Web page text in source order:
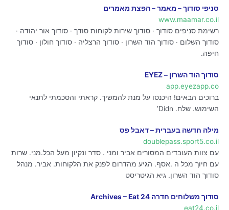
סניפי סודוך – מאמר – הפצת מאמרים
www.maamar.co.il
רשימת סניפים סודוך · סודוך שירות לקוחות סודך · סודוך אור יהודה ·
סודוך השלום · סודוך הוד השרון · סודוך הרצליה · סודוך חולון · סודוך
חיפה.
סודוך הוד השרון – EYEZ
app.eyezapp.co
ברוכים הבאים! היכנסו על מנת להמשיך. קראתי והסכמתי לתנאי
השימוש. שלח. Didn’
מילה חדשה בעברית – דאבל פס
doublepass.sport5.co.il
עם צוות העובדים המסורים אביר ומני . סדר ונקיון מעל הכל.מני. שרות
עם חיוך מכל ה .אסף. הגיע מהדרום לפנק את הלקוחות. אביר. מנהל
סודוך הוד השרון. גיא הגיטריסט
סודוך משלוחים חדרה Archives – Eat 24
eat24.co.il